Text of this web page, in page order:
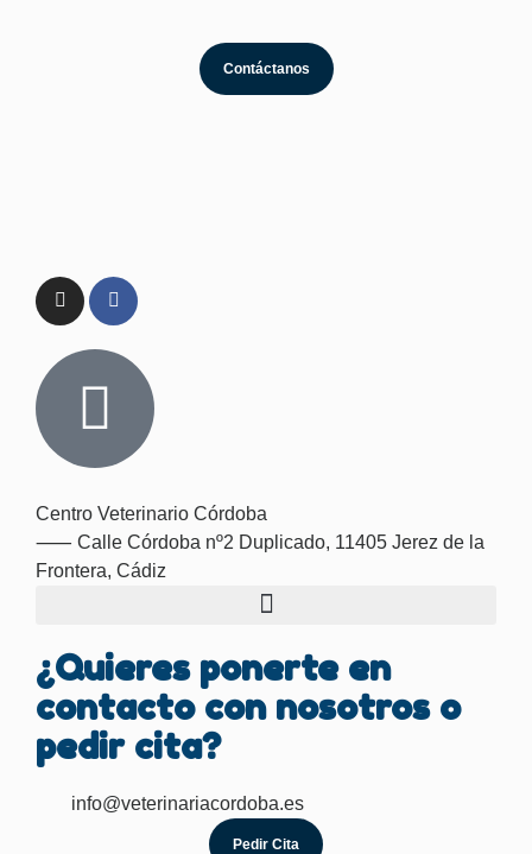
Contáctanos
Centro Veterinario Córdoba
⸺ Calle Córdoba nº2 Duplicado, 11405 Jerez de la
Frontera, Cádiz
¿Quieres ponerte en
contacto con nosotros o
pedir cita?
info@veterinariacordoba.es
Pedir Cita